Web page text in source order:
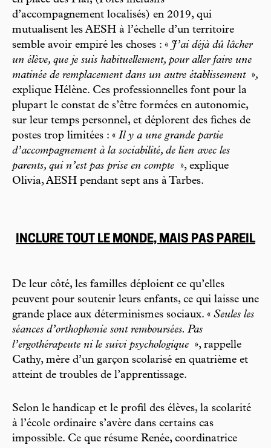
d’accompagnement localisés) en 2019, qui
mutualisent les AESH à l’échelle d’un territoire
semble avoir empiré les choses : « J’ai déjà dû lâcher
un élève, que je suis habituellement, pour aller faire une
matinée de remplacement dans un autre établissement »,
explique Hélène. Ces professionnelles font pour la
plupart le constat de s’être formées en autonomie,
sur leur temps personnel, et déplorent des fiches de
postes trop limitées : « Il y a une grande partie
d’accompagnement à la sociabilité, de lien avec les
parents, qui n’est pas prise en compte », explique
Olivia, AESH pendant sept ans à Tarbes.
INCLURE TOUT LE MONDE, MAIS PAS PAREIL
De leur côté, les familles déploient ce qu’elles
peuvent pour soutenir leurs enfants, ce qui laisse une
grande place aux déterminismes sociaux. « Seules les
séances d’orthophonie sont remboursées. Pas
l’ergothérapeute ni le suivi psychologique », rappelle
Cathy, mère d’un garçon scolarisé en quatrième et
atteint de troubles de l’apprentissage.
Selon le handicap et le profil des élèves, la scolarité
à l’école ordinaire s’avère dans certains cas
impossible. Ce que résume Renée, coordinatrice